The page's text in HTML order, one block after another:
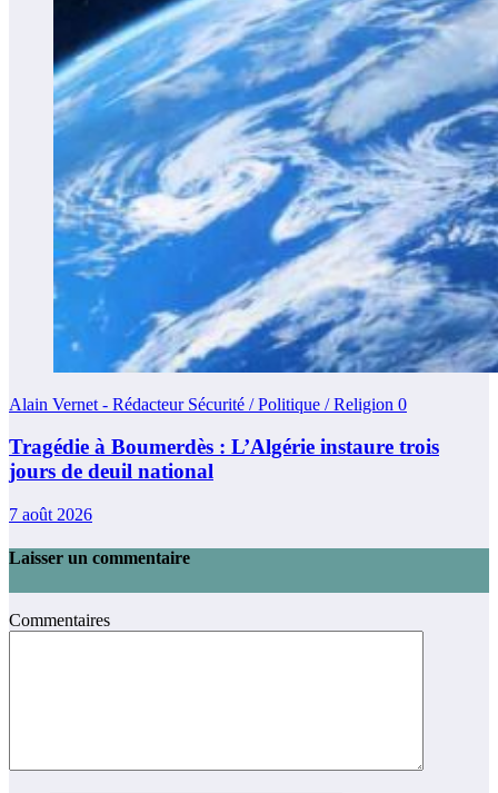
Alain Vernet - Rédacteur Sécurité / Politique / Religion 0
Tragédie à Boumerdès : L’Algérie instaure trois
jours de deuil national
7 août 2026
Laisser un commentaire
Commentaires